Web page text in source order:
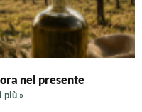
nel presente
più »